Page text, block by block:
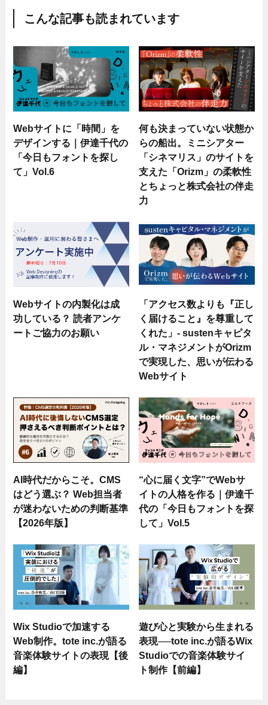
こんな記事も読まれています
Webサイトに「時間」を
デザインする｜伊達千代の
「今日もフォントを探し
て」Vol.6
何も決まっていない状態か
らの船出。ミニシアター
「シネマリス」のサイトを
支えた「Orizm」の柔軟性
とちょっと株式会社の伴走
力
Webサイトの内製化は成
功している？ 読者アンケ
ートご協力のお願い
「アクセス数よりも『正し
く届けること』を尊重して
くれた」- sustenキャピタ
ル・マネジメントがOrizm
で実現した、思いが伝わる
Webサイト
AI時代だからこそ。CMS
はどう選ぶ？ Web担当者
が迷わないための判断基準
【2026年版】
“心に届く文字”でWebサ
イトの人格を作る｜伊達千
代の「今日もフォントを探
して」Vol.5
Wix Studioで加速する
Web制作。tote inc.が語る
音楽体験サイトの表現【後
編】
遊び心と実験から生まれる
表現──tote inc.が語るWix
Studioでの音楽体験サイ
ト制作【前編】